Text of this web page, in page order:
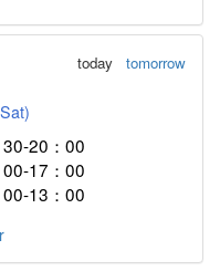
today tomorrow
20：00
17：00
13：00